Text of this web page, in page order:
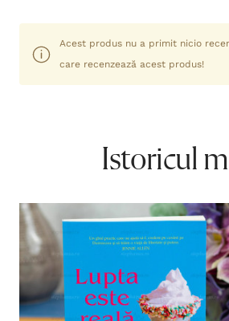
Acest produs nu a primit nicio
care recenzează acest produs!
Istoricul